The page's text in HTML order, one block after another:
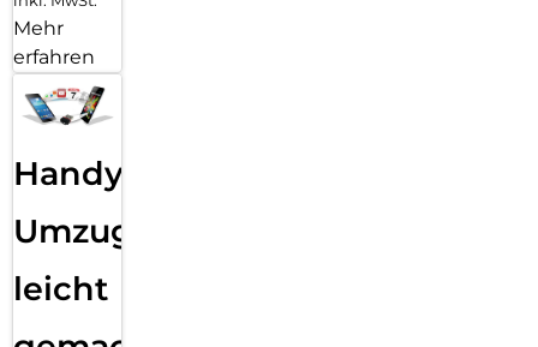
Mehr
erfahren
Handy
Umzug
leicht